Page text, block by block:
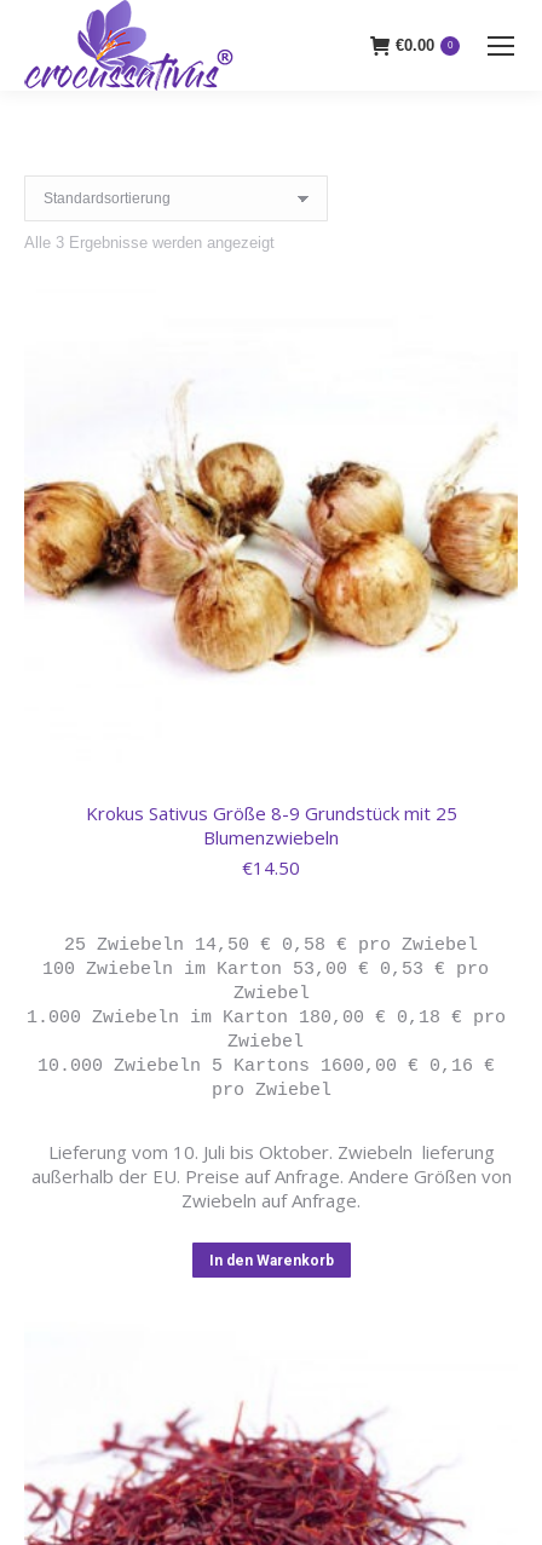
€0.00 0
Alle 3 Ergebnisse werden angezeigt
Krokus Sativus Größe 8-9 Grundstück mit 25
Blumenzwiebeln
€14.50
25 Zwiebeln 14,50 € 0,58 € pro Zwiebel
100 Zwiebeln im Karton 53,00 € 0,53 € pro
Zwiebel
1.000 Zwiebeln im Karton 180,00 € 0,18 € pro
Zwiebel
10.000 Zwiebeln 5 Kartons 1600,00 € 0,16 €
pro Zwiebel
Lieferung vom 10. Juli bis Oktober. Zwiebeln lieferung
außerhalb der EU. Preise auf Anfrage. Andere Größen von
Zwiebeln auf Anfrage.
In den Warenkorb